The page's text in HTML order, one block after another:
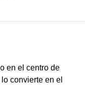
en el centro de
convierte en el